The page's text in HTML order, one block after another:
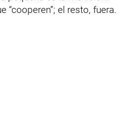
“cooperen”; el resto, fuera.